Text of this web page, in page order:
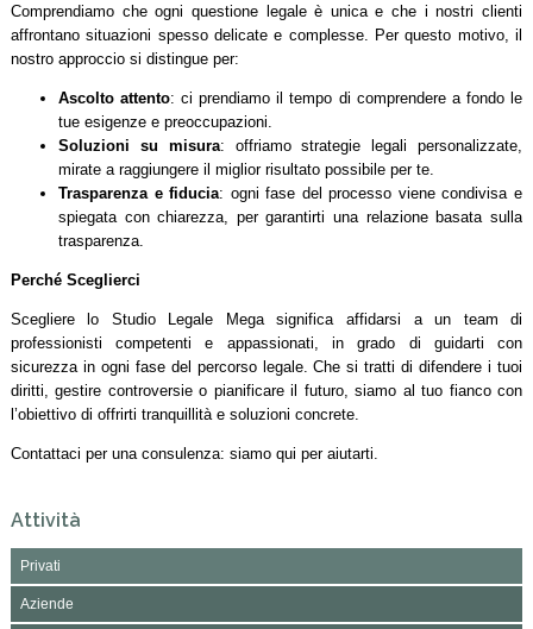
Comprendiamo che ogni questione legale è unica e che i nostri clienti
affrontano situazioni spesso delicate e complesse. Per questo motivo, il
nostro approccio si distingue per:
Ascolto attento: ci prendiamo il tempo di comprendere a fondo le
tue esigenze e preoccupazioni.
Soluzioni su misura: offriamo strategie legali personalizzate,
mirate a raggiungere il miglior risultato possibile per te.
Trasparenza e fiducia: ogni fase del processo viene condivisa e
spiegata con chiarezza, per garantirti una relazione basata sulla
trasparenza.
Perché Sceglierci
Scegliere lo Studio Legale Mega significa affidarsi a un team di
professionisti competenti e appassionati, in grado di guidarti con
sicurezza in ogni fase del percorso legale. Che si tratti di difendere i tuoi
diritti, gestire controversie o pianificare il futuro, siamo al tuo fianco con
l’obiettivo di offrirti tranquillità e soluzioni concrete.
Contattaci per una consulenza: siamo qui per aiutarti.
Attività
Privati
Aziende